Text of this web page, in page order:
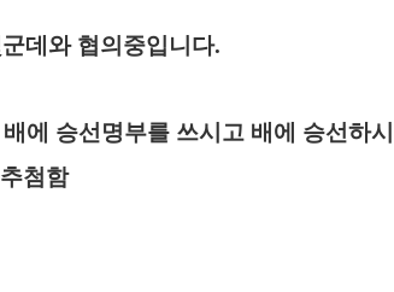
데와 협의중입니다.
에 승선명부를 쓰시고 배에 승선하
첨함